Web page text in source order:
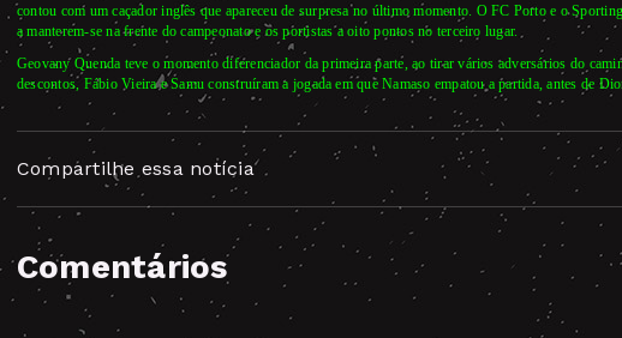
contou com um caçador inglês que apareceu de surpresa no último momento. O FC Porto e o
a manterem-se na frente do campeonato e os portistas a oito pontos no terceiro lugar.
Geovany Quenda teve o momento diferenciador da primeira parte, ao tirar vários adversários do
descontos, Fábio Vieira e Samu construíram a jogada em que Namaso empatou a partida, antes de
Compartilhe essa notícia
Comentários